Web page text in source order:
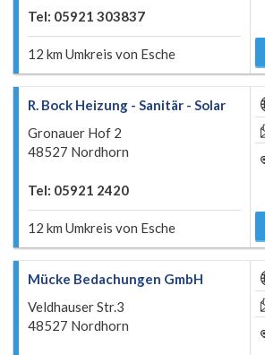
Tel: 05921 303837
12 km Umkreis von Esche
R. Bock Heizung - Sanitär - Solar
Gronauer Hof 2
48527 Nordhorn
Tel: 05921 2420
12 km Umkreis von Esche
Mücke Bedachungen GmbH
Veldhauser Str.3
48527 Nordhorn